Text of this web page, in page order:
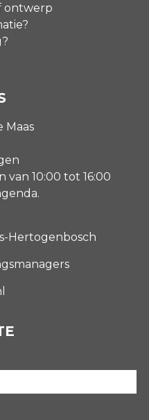
ontwerp
Maas
van 10:00 tot 16:00
.
Hertogenbosch